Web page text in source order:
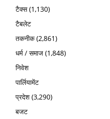
टैक्स(1,130)
टैबलेट
तकनीक(2,861)
धर्म / समाज (1,848)
निवेश
पार्लियामेंट
प्रदेश(3,290)
बजट